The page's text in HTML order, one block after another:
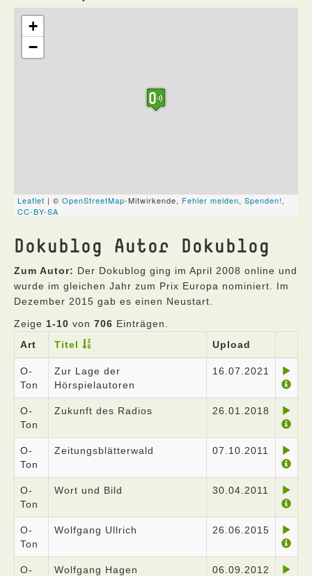
Dokublog Autor Dokublog
Zum Autor: Der Dokublog ging im April 2008 online und
wurde im gleichen Jahr zum Prix Europa nominiert. Im
Dezember 2015 gab es einen Neustart.
Zeige 1-10 von 706 Einträgen.
Art
Titel Upload
O-
Ton
Zur Lage der
Hörspielautoren
16.07.2021
O-
Ton
Zukunft des Radios 26.01.2018
O-
Ton
Zeitungsblätterwald 07.10.2011
O-
Ton
Wort und Bild 30.04.2011
O-
Ton
Wolfgang Ullrich 26.06.2015
O-
Wolfgang Hagen 06.09.2012